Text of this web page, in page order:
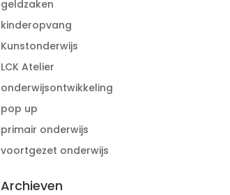
geldzaken
kinderopvang
Kunstonderwijs
LCK Atelier
onderwijsontwikkeling
pop up
primair onderwijs
voortgezet onderwijs
Archieven